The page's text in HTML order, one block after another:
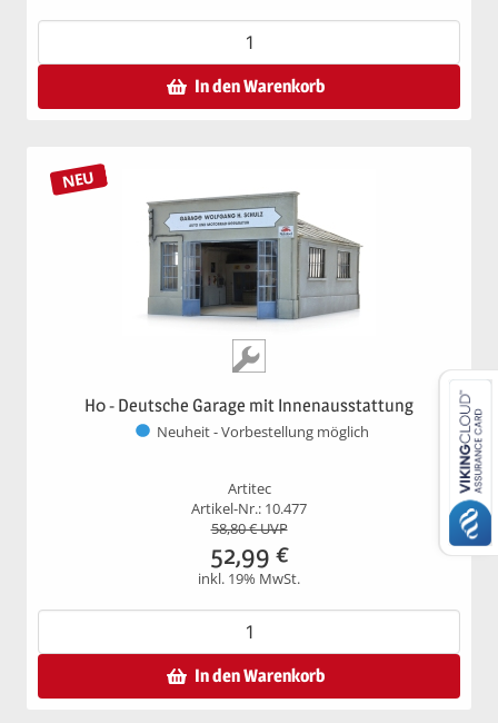
In den Warenkorb
NEU
H0 - Deutsche Garage mit Innenausstattung
Neuheit - Vorbestellung möglich
Artitec
Artikel-Nr.: 10.477
58,80€ UVP
52,99 €
inkl. 19% MwSt.
In den Warenkorb